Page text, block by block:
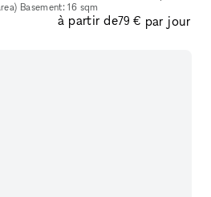
Basement: 16 sqm
à partir de79 € par jour